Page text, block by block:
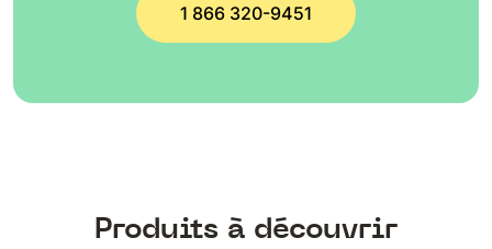
1 866 320-9451
Produits à découvrir